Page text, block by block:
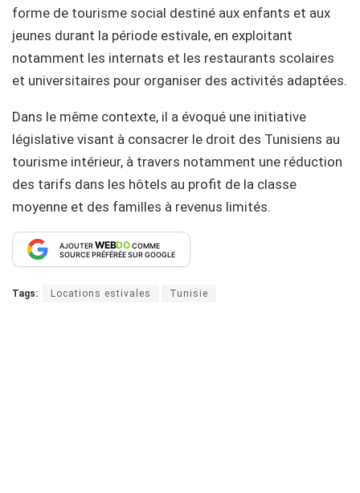
forme de tourisme social destiné aux enfants et aux
jeunes durant la période estivale, en exploitant
notamment les internats et les restaurants scolaires
et universitaires pour organiser des activités adaptées.
Dans le même contexte, il a évoqué une initiative
législative visant à consacrer le droit des Tunisiens au
tourisme intérieur, à travers notamment une réduction
des tarifs dans les hôtels au profit de la classe
moyenne et des familles à revenus limités.
AJOUTERWEBDOCOMME
SOURCE PRÉFÉRÉE SUR GOOGLE
Tags: Locations estivales Tunisie